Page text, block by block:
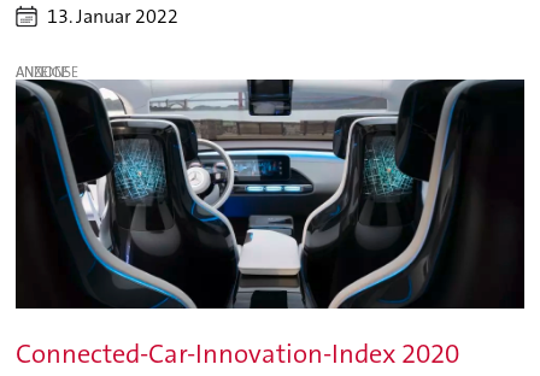
13. Januar 2022
ANZEIGE
Connected-Car-Innovation-Index 2020